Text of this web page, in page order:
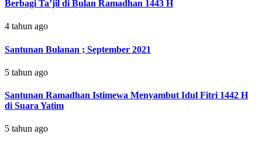
Berbagi Ta’jil di Bulan Ramadhan 1443 H
4 tahun ago
Santunan Bulanan ; September 2021
5 tahun ago
Santunan Ramadhan Istimewa Menyambut Idul Fitri 1442 H
di Suara Yatim
5 tahun ago